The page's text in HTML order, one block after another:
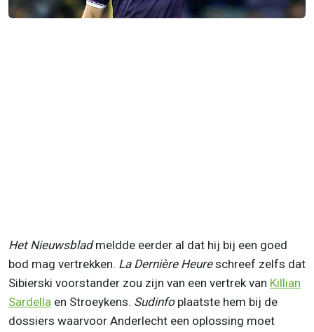
Het Nieuwsbladmeldde eerder al dat hij bij een goed
bod mag vertrekken. La Dernière Heureschreef zelfs dat
Sibierski voorstander zou zijn van een vertrek van Killian
Sardella en Stroeykens. Sudinfoplaatste hem bij de
dossiers waarvoor Anderlecht een oplossing moet